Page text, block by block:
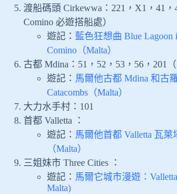
渡船碼頭 Cirkewwa：221，X1，41，
Comino 必遊搭船處）
遊記： 藍色狂想曲 Blue Lagoon
Comino（Malta）
古都 Mdina：51，52，53，56，201（
遊記： 馬爾他古都 Mdina 和古
Catacombs（Malta）
大力水手村：101
首都 Valletta ：
遊記： 馬爾他首都 Valletta 瓦萊
（Malta）
三姐妹市 Three Cities ：
遊記： 馬爾它城市漫遊：
Malta)